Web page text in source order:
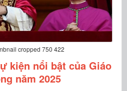
cropped 750 422
kiện nổi bật của Giáo
năm 2025